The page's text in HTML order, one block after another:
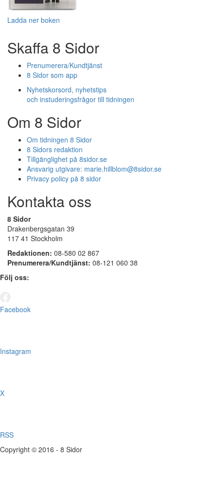
Ladda ner boken
Skaffa 8 Sidor
Prenumerera/Kundtjänst
8 Sidor som app
Nyhetskorsord, nyhetstips
och instuderingsfrågor till tidningen
Om 8 Sidor
Om tidningen 8 Sidor
8 Sidors redaktion
Tillgänglighet på 8sidor.se
Ansvarig utgivare: marie.hillblom@8sidor.se
Privacy policy på 8 sidor
Kontakta oss
8 Sidor
Drakenbergsgatan 39
117 41 Stockholm
Redaktionen: 08-580 02 867
Prenumerera/Kundtjänst: 08-121 060 38
Följ oss:
Facebook
Instagram
X
RSS
Copyright © 2016 - 8 Sidor